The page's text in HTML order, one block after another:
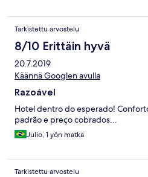
Tarkistettu arvostelu
8/10 Erittäin hyvä
20.7.2019
Käännä Googlen avulla
Razoável
Hotel dentro do esperado!
padrão e preço cobrados...
Julio, 1 yön matka
Tarkistettu arvostelu